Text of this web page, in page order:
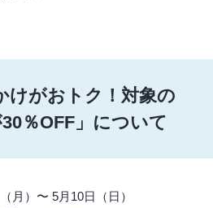
けがおトク！対象の
％OFF」について
月）〜 5月10日（日）